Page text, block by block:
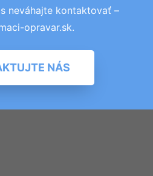
neváhajte kontaktovať –
opravar.sk.
NÁS